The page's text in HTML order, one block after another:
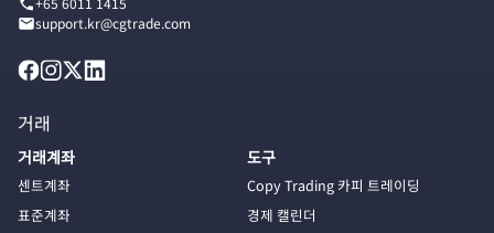
support.kr@cgtrade.com
거래
거래계좌
센트계좌
표준계좌
도구
Copy Trading 카피 트레이딩
경제 캘린더